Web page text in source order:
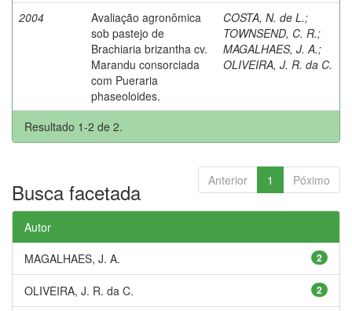
2004
Avaliação agronômica
sob pastejo de
Brachiaria brizantha cv.
Marandu consorciada
com Pueraria
phaseoloides.
COSTA, N. de L.;
TOWNSEND, C. R.;
MAGALHAES, J. A.;
OLIVEIRA, J. R. da C.
Resultado 1-2 de 2.
Anterior 1 Póximo
Busca facetada
Autor
2
MAGALHAES, J. A.
2
OLIVEIRA, J. R. da C.